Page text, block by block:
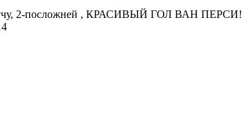
кучу, 2-посложней , КРАСИВЫЙ ГОЛ ВАН ПЕРСИ!